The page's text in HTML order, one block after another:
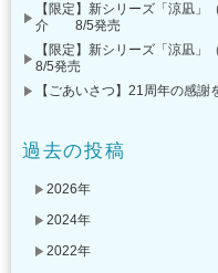
【限定】新シリーズ「涼凪
介 8/5発売
【限定】新シリーズ「涼凪
8/5発売
【ごあいさつ】21周年の感謝
過去の投稿
2026年
2024年
2022年